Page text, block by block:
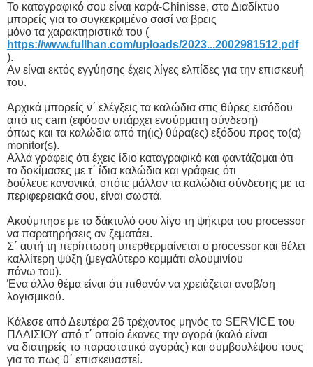
Το καταγραφικό σου είναι καρά-Chinisse, στο Διαδίκτυο
μπορείς για το συγκεκριμένο σασί να βρεις
μόνο τα χαρακτηριστικά του (
https://www.fullhan.com/uploads/2023...2002981512.pdf
).
Αν είναι εκτός εγγύησης έχεις λίγες ελπίδες για την επισκευή
του.
Αρχικά μπορείς ν΄ ελέγξεις τα καλώδια στις θύρες εισόδου
από τις cam (εφόσον υπάρχει ενσύρματη σύνδεση)
όπως και τα καλώδια από τη(ις) θύρα(ες) εξόδου προς το(α)
monitor(s).
Αλλά γράφεις ότι έχεις ίδιο καταγραφικό και φαντάζομαι ότι
το δοκίμασες με τ΄ ίδια καλώδια και γράφεις ότι
δούλευε κανονικά, οπότε μάλλον τα καλώδια σύνδεσης με τα
περιφερειακά σου, είναι σωστά.
Ακούμπησε με το δάκτυλό σου λίγο τη ψήκτρα του processor
να παρατηρήσεις αν ζεματάει.
Σ΄ αυτή τη περίπτωση υπερθερμαίνεται ο processor και θέλει
καλλίτερη ψύξη (μεγαλύτερο κομμάτι αλουμινίου
πάνω του).
Ένα άλλο θέμα είναι ότι πιθανόν να χρειάζεται αναβ/ση
λογισμικού.
Κάλεσε από Δευτέρα 26 τρέχοντος μηνός το SERVICE του
ΠΛΑΙΣΙΟΥ από τ΄ οποίο έκανες την αγορά (καλό είναι
να διατηρείς το παραστατικό αγοράς) και συμβουλέψου τους
για το πως θ΄ επισκευαστεί.